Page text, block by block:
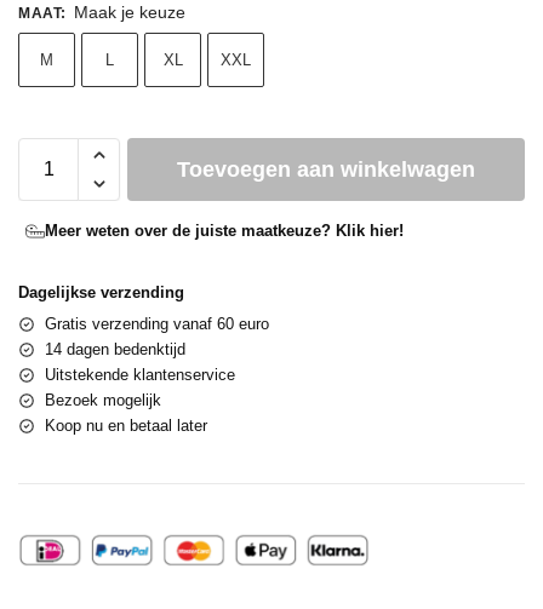
MAAT: Maak je keuze
M L XL XXL
Toevoegen aan winkelwagen
Meer weten over de juiste maatkeuze? Klik hier!
Dagelijkse verzending
Gratis verzending vanaf 60 euro
14 dagen bedenktijd
Uitstekende klantenservice
Bezoek mogelijk
Koop nu en betaal later